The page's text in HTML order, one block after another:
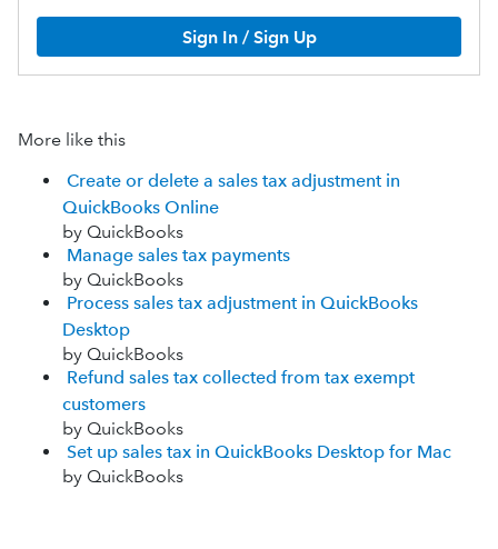
Sign In / Sign Up
More like this
Create or delete a sales tax adjustment in
QuickBooks Online
by QuickBooks
Manage sales tax payments
by QuickBooks
Process sales tax adjustment in QuickBooks
Desktop
by QuickBooks
Refund sales tax collected from tax exempt
customers
by QuickBooks
Set up sales tax in QuickBooks Desktop for Mac
by QuickBooks